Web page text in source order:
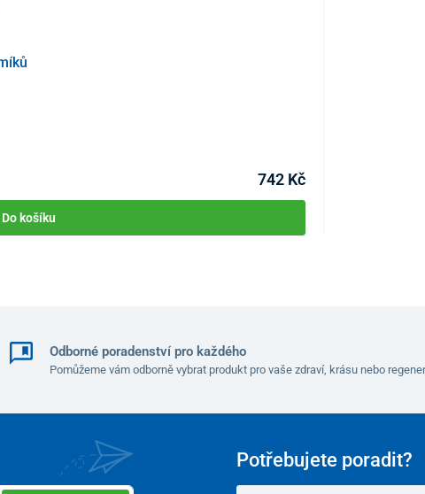
742 Kč
Do košíku
Odborné poradenství pro každého
Pomůžeme vám odborně vybrat produkt pro vaše zdraví, krásu nebo
Potřebujete poradit?